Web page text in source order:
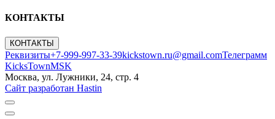
КОНТАКТЫ
КОНТАКТЫ
Реквизиты+7-999-997-33-39kickstown.ru@gmail.comТелеграмм
KicksTownMSK
Москва, ул. Лужники, 24, стр. 4
Сайт разработан Hastin